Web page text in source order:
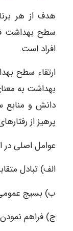
هدف از هر
سطح بهداشت
افراد است.
ارتقاء سطح
بهداشت به
دانش و منابع
پرهیز از
عوامل اصلی در
الف) تبادل
ب) بسیج
ج) فراهم نمودن